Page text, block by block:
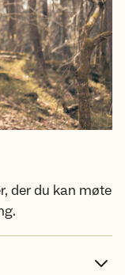
der du kan møte